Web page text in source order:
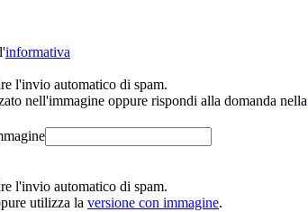
informativa
l'invio automatico di spam.
nell'immagine oppure rispondi alla domanda nella
l'invio automatico di spam.
utilizza la versione con immagine.